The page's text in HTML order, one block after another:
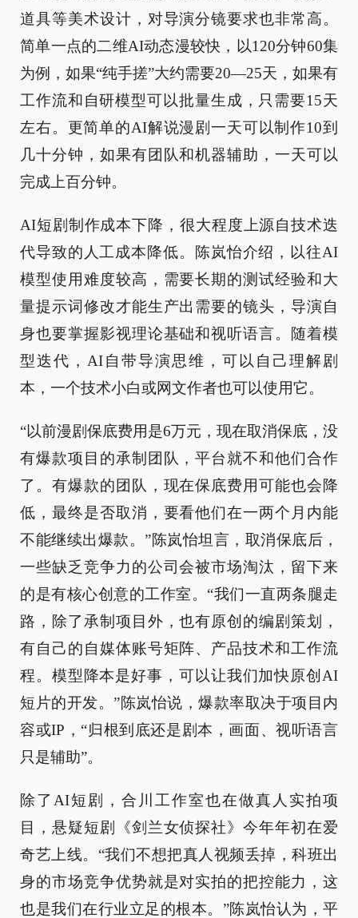
道具等美术设计，对导演分镜要求也非常高。
简单一点的二维AI动态漫较快，以120分钟60集
为例，如果“纯手搓”大约需要20—25天，如果有
工作流和自研模型可以批量生成，只需要15天
左右。更简单的AI解说漫剧一天可以制作10到
几十分钟，如果有团队和机器辅助，一天可以
完成上百分钟。
AI短剧制作成本下降，很大程度上源自技术迭
代导致的人工成本降低。陈岚怡介绍，以往AI
模型使用难度较高，需要长期的测试经验和大
量提示词修改才能生产出需要的镜头，导演自
身也要掌握影视理论基础和视听语言。随着模
型迭代，AI自带导演思维，可以自己理解剧
本，一个技术小白或网文作者也可以使用它。
“以前漫剧保底费用是6万元，现在取消保底，没
有爆款项目的承制团队，平台就不和他们合作
了。有爆款的团队，现在保底费用可能也会降
低，最终是否取消，要看他们在一两个月内能
不能继续出爆款。”陈岚怡坦言，取消保底后，
一些缺乏竞争力的公司会被市场淘汰，留下来
的是有核心创意的工作室。“我们一直两条腿走
路，除了承制项目外，也有原创的编剧策划，
有自己的自媒体账号矩阵、产品技术和工作流
程。模型降本是好事，可以让我们加快原创AI
短片的开发。”陈岚怡说，爆款率取决于项目内
容或IP，“归根到底还是剧本，画面、视听语言
只是辅助”。
除了AI短剧，合川工作室也在做真人实拍项
目，悬疑短剧《剑兰女侦探社》今年年初在爱
奇艺上线。“我们不想把真人视频丢掉，科班出
身的市场竞争优势就是对实拍的把控能力，这
也是我们在行业立足的根本。”陈岚怡认为，平